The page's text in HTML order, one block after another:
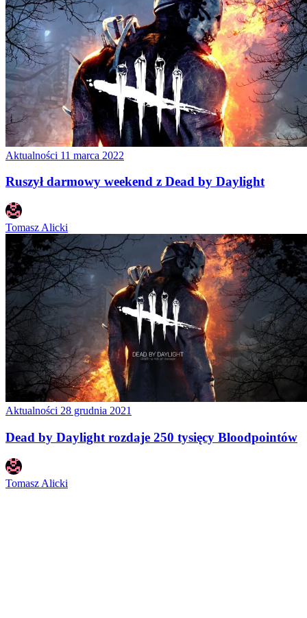
Aktualności 11 marca 2022
Ruszył darmowy weekend z Dead by Daylight
Tomasz Alicki
Aktualności 28 grudnia 2021
Dead by Daylight rozdaje 250 tysięcy Bloodpointów
Tomasz Alicki